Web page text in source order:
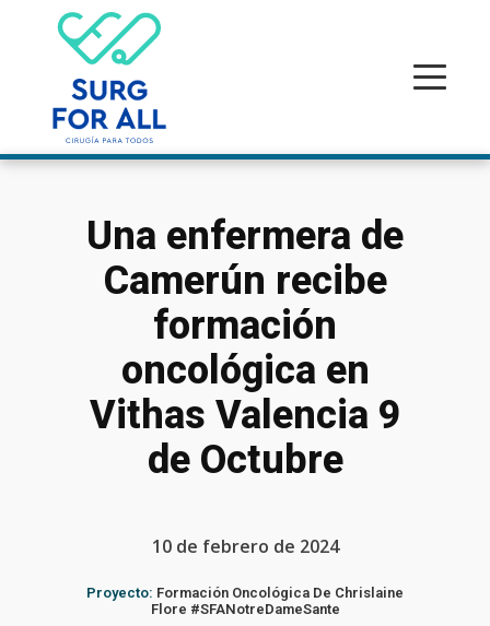
Una enfermera de
Camerún recibe
formación
oncológica en
Vithas Valencia 9
de Octubre
10 de febrero de 2024
Proyecto: Formación Oncológica De Chrislaine
Flore #SFANotreDameSante